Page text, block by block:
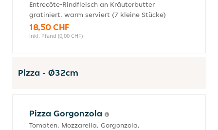
Entrecôte-Rindfleisch an Kräuterbutter
gratiniert, warm serviert (7 kleine Stücke)
18,50 CHF
inkl. Pfand (0,00 CHF)
Pizza - Ø32cm
Pizza Gorgonzola
Tomaten, Mozzarella, Gorgonzola,